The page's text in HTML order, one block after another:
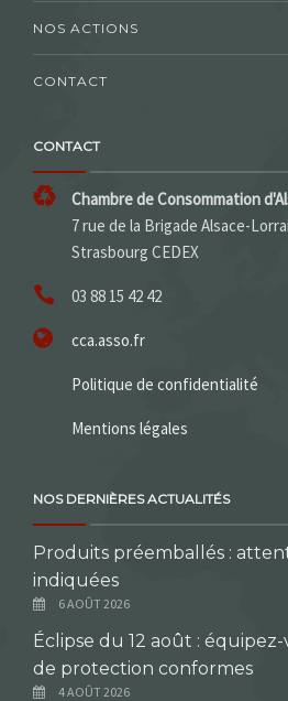
NOS ACTIONS
CONTACT
CONTACT
Chambre de Consommation
7 rue de la Brigade Alsace-
Strasbourg CEDEX
03 88 15 42 42
cca.asso.fr
Politique de confidentialité
Mentions légales
NOS DERNIÈRES ACTUALITÉS
Produits préemballés :
indiquées
6 AOÛT 2026
Éclipse du 12 août :
de protection conformes
4 AOÛT 2026